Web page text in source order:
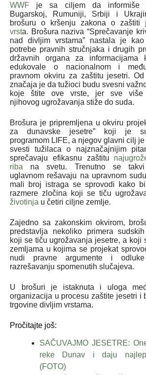
WWF je sa ciljem da informiše
Bugarskoj, Rumuniji, Srbiji i
brošuru o kršenju zakona o zaštiti
vrsta. Brošura naziva “Sprečavanje
nad divljim vrstama” nastala je kao
potrebe pravnih stručnjaka i drugih
državnih organa za
edukovale o nacionalnom i
pravnom okviru za zaštitu jesetri. Od
značaja je da tužioci budu svesni
koje štite ove vrste, jer sve više
njihovog ugrožavanja stiže do suda.
Brošura je pripremljena u okviru
za dunavske jesetre” koji je
programom LIFE, a njegov glavni cilj
svesti tužilaca o najznačajnijim
sprečavaju efikasnu zaštitu
riba na svetu. Trenutno se
uglavnom rešavaju na upravnom
mali broj istraga se sprovodi kako
razmere zločina koji se tiču
životinja u četiri ciljne zemlje.
Zajedno sa zakonskim okvirom,
predstavlja nekoliko primera
koji se tiču ugrožavanja jesetre, a koji
zemljama u kojima se projekat
nudi pravne argumente i
razrešavanju spomenutih slučajeva.
U brošuri je istaknuta i uloga
organizacija u procesu zaštite jesetri i
trgovine divljim vrstama.
Pročitajte još:
SAČUVAJMO JESETRE:
reke Dunav i daju
(FOTO)